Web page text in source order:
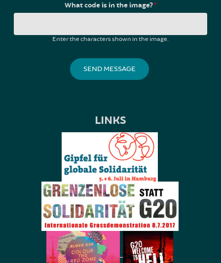
What code is in the image?*
Enter the characters shown in the image.
LINKS